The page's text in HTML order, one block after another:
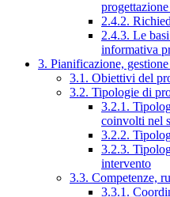
2.4.2.
2.4.3. Le
informativa
3. Pianificazione, gestione
3.1. Obiettivi del
3.2. Tipologie di
3.2.1.
coinvolti nel
3.2.2.
3.2.3.
intervento
3.3. Competenze,
3.3.1.